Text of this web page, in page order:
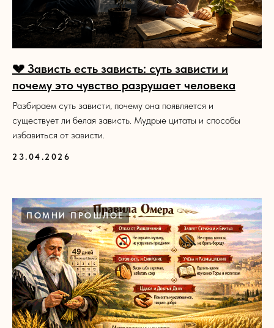
💔 Зависть есть зависть: суть зависти и
почему это чувство разрушает человека
Разбираем суть зависти, почему она появляется и
существует ли белая зависть. Мудрые цитаты и способы
избавиться от зависти.
23.04.2026
ПОМНИ ПРОШЛОЕ